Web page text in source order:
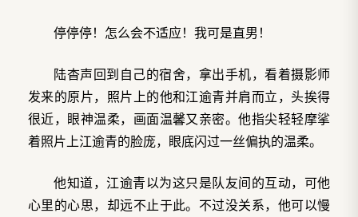
停停停！怎么会不适应！我可是直男！
陆杳声回到自己的宿舍，拿出手机，看着摄影师
发来的原片，照片上的他和江逾青并肩而立，头挨得
很近，眼神温柔，画面温馨又亲密。他指尖轻轻摩挲
着照片上江逾青的脸庞，眼底闪过一丝偏执的温柔。
他知道，江逾青以为这只是队友间的互动，可他
心里的心思，却远不止于此。不过没关系，他可以慢